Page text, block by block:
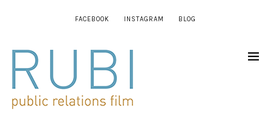
FACEBOOK INSTAGRAM BLOG